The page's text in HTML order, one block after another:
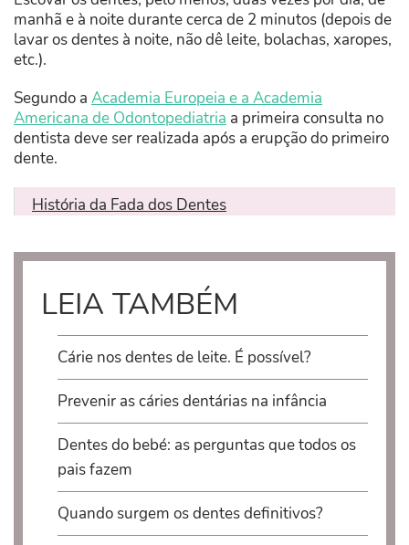
manhã e à noite durante cerca de 2 minutos (depois de
lavar os dentes à noite, não dê leite, bolachas, xaropes,
etc.).
Segundo a Academia Europeia e a Academia
Americana de Odontopediatria a primeira consulta no
dentista deve ser realizada após a erupção do primeiro
dente.
História da Fada dos Dentes
LEIA TAMBÉM
Cárie nos dentes de leite. É possível?
Prevenir as cáries dentárias na infância
Dentes do bebé: as perguntas que todos os
pais fazem
Quando surgem os dentes definitivos?